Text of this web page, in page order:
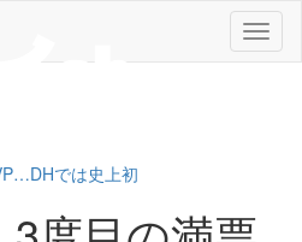
メ
ニ
では史上初